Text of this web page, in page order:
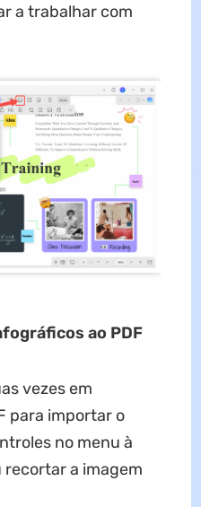
a trabalhar com
ao PDF
vezes em
para importar o
no menu à
a imagem